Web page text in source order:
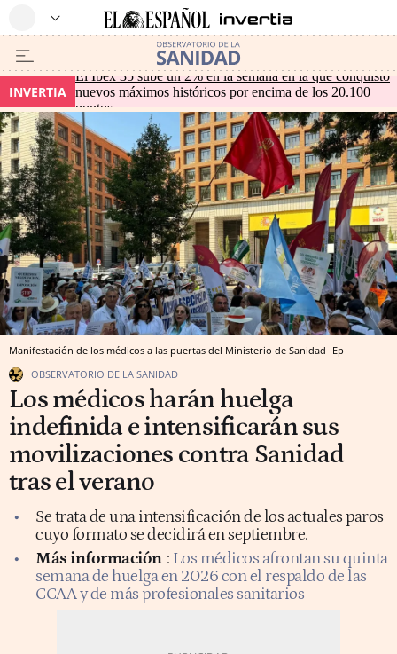
INVERTIA
El Ibex 35 sube un 2% en la semana en la que conquistó
nuevos máximos históricos por encima de los 20.100
puntos
Manifestación de los médicos a las puertas del Ministerio de Sanidad Ep
OBSERVATORIO DE LA SANIDAD
Los médicos harán huelga
indefinida e intensificarán sus
movilizaciones contra Sanidad
tras el verano
Se trata de una intensificación de los actuales paros
cuyo formato se decidirá en septiembre.
Más información : Los médicos afrontan su quinta
semana de huelga en 2026 con el respaldo de las
CCAA y de más profesionales sanitarios